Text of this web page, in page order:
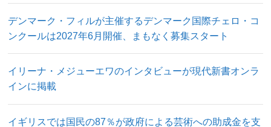
デンマーク・フィルが主催するデンマーク国際チェロ・コ
ンクールは2027年6月開催、まもなく募集スタート
イリーナ・メジューエワのインタビューが現代新書オンラ
インに掲載
イギリスでは国民の87％が政府による芸術への助成金を支